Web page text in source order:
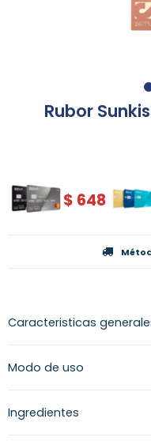
Rubor
$ 648
Caracteristicas
Modo de uso
Ingredientes